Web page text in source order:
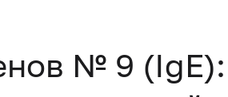
№ 9 (IgE):